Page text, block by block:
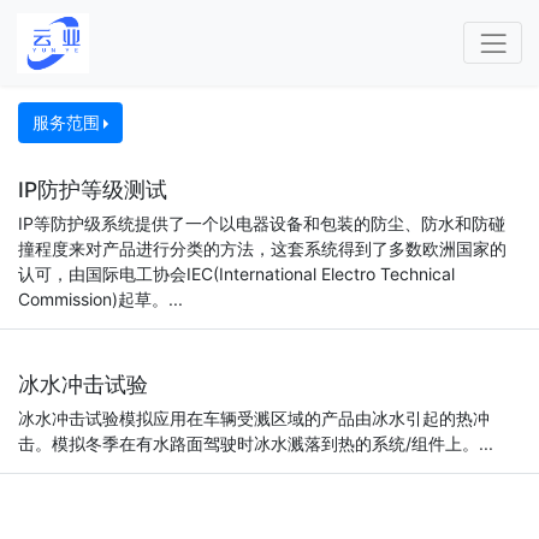
服务范围
IP防护等级测试
IP等防护级系统提供了一个以电器设备和包装的防尘、防水和防碰
撞程度来对产品进行分类的方法，这套系统得到了多数欧洲国家的
认可，由国际电工协会IEC(International Electro Technical
Commission)起草。...
冰水冲击试验
冰水冲击试验模拟应用在车辆受溅区域的产品由冰水引起的热冲
击。模拟冬季在有水路面驾驶时冰水溅落到热的系统/组件上。...